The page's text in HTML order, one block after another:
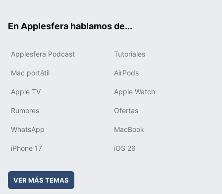
En Applesfera hablamos de...
Applesfera Podcast Tutoriales
Mac portátil AirPods
Apple TV Apple Watch
Rumores Ofertas
WhatsApp MacBook
iPhone 17 iOS 26
VER MÁS TEMAS